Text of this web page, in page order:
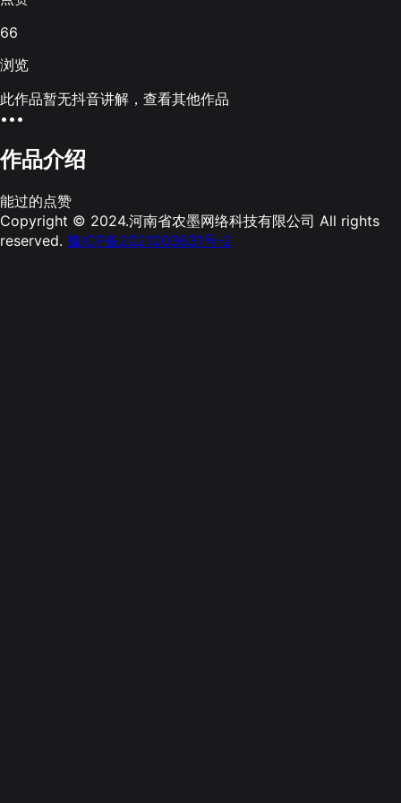
66
浏览
此作品暂无抖音讲解，查看其他作品
•••
作品介绍
能过的点赞
Copyright © 2024.河南省农墨网络科技有限公司 All rights
reserved. 豫ICP备2021003631号-2